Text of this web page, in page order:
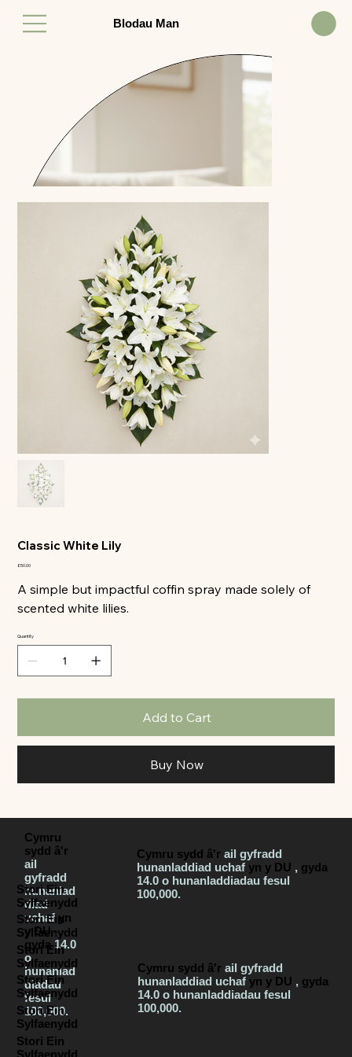
Blodau Man
Classic White Lily
Price
£50.00
A simple but impactful coffin spray made solely of
scented white lilies.
Quantity
Add to Cart
Buy Now
Cymru
sydd â'r
ail
gyfradd
hunanlad
diad
uchafyn
y DU,
gyda14.0
o
hunanlad
diadau
fesul
100,000.
Stori Ein
Sylfaenydd
Stori Ein
Sylfaenydd
Stori Ein
Sylfaenydd
Stori Ein
Sylfaenydd
Stori Ein
Sylfaenydd
Stori Ein
Sylfaenydd
Cymru sydd â'rail gyfradd
hunanladdiad uchaf yn y DU , gyda
14.0 o hunanladdiadau fesul
100,000.
Cymru sydd â'r ail gyfradd
hunanladdiad uchafyn y DU ,gyda
14.0 o hunanladdiadau fesul
100,000.